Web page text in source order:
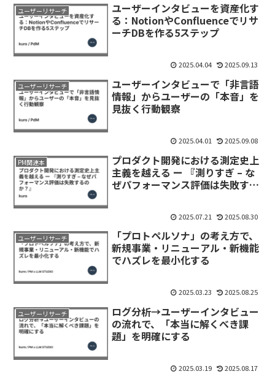
ユーザーリサーチ
ユーザーインタビューを資産化す
る：NotionやConfluenceでリサ
ーチDBを作る5ステップ
2025.04.04 2025.09.13
ユーザーリサーチ
ユーザーインタビューで「非言語
情報」からユーザーの「本音」を
見抜く行動観察
2025.04.01 2025.09.08
PM関連本
プロダクト開発における測定史上
主義を越える ー 『測りすぎ – な
ぜパフォーマンス評価は失敗する
2025.07.21 2025.08.30
ユーザーリサーチ
「プロトペルソナ」の考え方で、
新規事業・リニューアル・新機能
でハズレを最小化する
2025.03.23 2025.08.25
ユーザーリサーチ
ログ分析→ユーザーインタビュー
の流れで、「本当に解くべき課
題」を明確にする
2025.03.19 2025.08.17